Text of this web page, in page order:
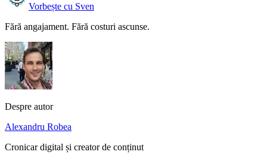
Vorbește cu Sven
Fără angajament. Fără costuri ascunse.
Despre autor
Alexandru Robea
Cronicar digital și creator de conținut